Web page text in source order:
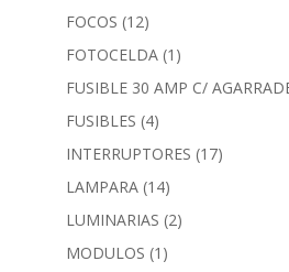
FOCOS (12)
FOTOCELDA (1)
FUSIBLE 30 AMP C/
FUSIBLES (4)
INTERRUPTORES (17)
LAMPARA (14)
LUMINARIAS (2)
MODULOS (1)